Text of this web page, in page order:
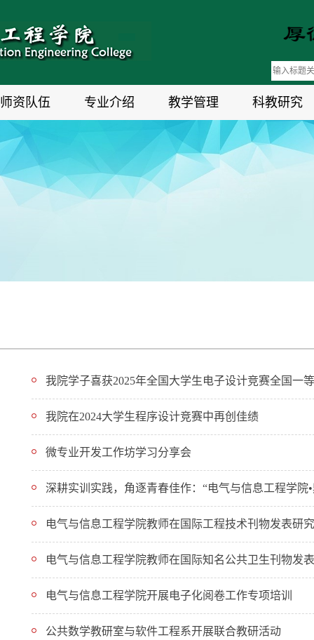
师资队伍 专业介绍 教学管理 科教研究
我院学子喜获2025年全国大学生电子设计竞赛全国一
我院在2024大学生程序设计竞赛中再创佳绩
微专业开发工作坊学习分享会
深耕实训实践，角逐青春佳作：“电气与信息工程学院
电气与信息工程学院教师在国际工程技术刊物发表研
电气与信息工程学院教师在国际知名公共卫生刊物发
电气与信息工程学院开展电子化阅卷工作专项培训
公共数学教研室与软件工程系开展联合教研活动